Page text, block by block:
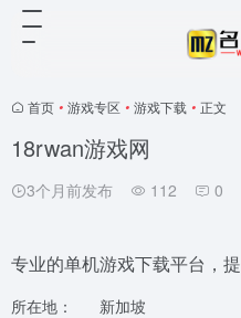
首页 • 游戏专区 • 游戏下载 • 正文
18rwan游戏网
3个月前发布 112 0
专业的单机游戏下载平台，
所在地：
新加坡